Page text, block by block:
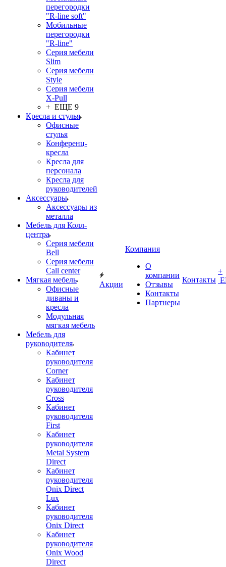
перегородки
"R-line soft"
Мобильные
перегородки
"R-line"
Серия мебели
Slim
Серия мебели
Style
Серия мебели
X-Pull
+ ЕЩЕ 9
Кресла и стулья
Офисные
стулья
Конференц-
кресла
Кресла для
персонала
Кресла для
руководителей
Аксессуары
Аксессуары из
металла
Мебель для Колл-
центра
Серия мебели
Bell
Серия мебели
Call center
Мягкая мебель
Офисные
диваны и
кресла
Модульная
мягкая мебель
Мебель для
руководителя
Кабинет
руководителя
Corner
Кабинет
руководителя
Cross
Кабинет
руководителя
First
Кабинет
руководителя
Metal System
Direct
Кабинет
руководителя
Onix Direct
Lux
Кабинет
руководителя
Onix Direct
Кабинет
руководителя
Onix Wood
Direct
Акции
Компания
О
компании
Отзывы
Контакты
Партнеры
Контакты
+